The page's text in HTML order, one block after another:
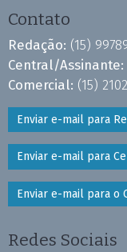
Contato
Redação: (15)
Central/Assinante:
Comercial: (15)
Enviar e-mail para
Enviar e-mail para
Enviar e-mail para o
Redes Sociais